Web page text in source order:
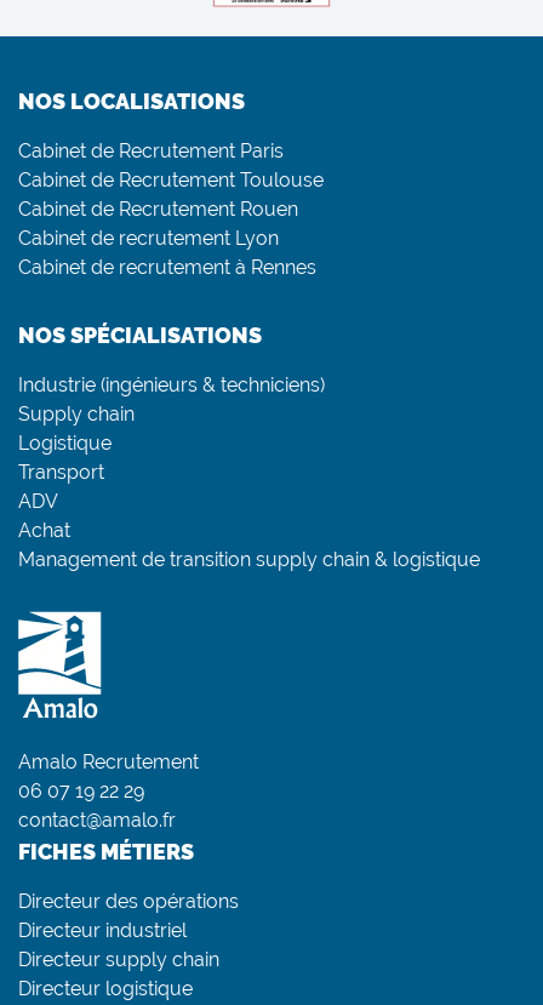
NOS LOCALISATIONS
Cabinet de Recrutement Paris
Cabinet de Recrutement Toulouse
Cabinet de Recrutement Rouen
Cabinet de recrutement Lyon
Cabinet de recrutement à Rennes
NOS SPÉCIALISATIONS
Industrie (ingénieurs & techniciens)
Supply chain
Logistique
Transport
ADV
Achat
Management de transition supply chain & logistique
Amalo Recrutement
06 07 19 22 29
contact@amalo.fr
FICHES MÉTIERS
Directeur des opérations
Directeur industriel
Directeur supply chain
Directeur logistique